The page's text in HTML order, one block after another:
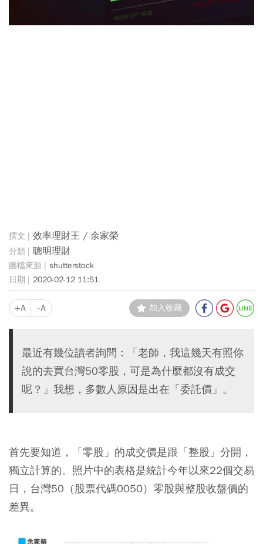
效率理財王 / 余家榮
聰明理財
shutterstock
2020-02-12 11:51
+A -A 加入收藏
最近有幾位讀者詢問：「老師，我這幾天有照你
說的去買台灣50零股，可是為什麼都沒有成交
呢？」我想，多數人原因是出在「委託價」。
首先要知道，「零股」的成交價是跟「整股」分開，
獨立計算的。照片中的表格是統計今年以來22個交易
日，台灣50（股票代碼0050）零股與整股收盤價的
差異。